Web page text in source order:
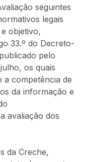
seguintes
legais
objetivo,
33.º do Decreto-
pelo
os quais
a competência de
da informação e
avaliação dos
da Creche,